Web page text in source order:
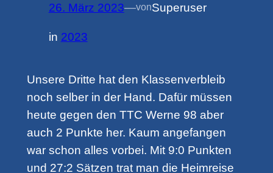
26. März 2023—vonSuperuser
in 2023
Unsere Dritte hat den Klassenverbleib
noch selber in der Hand. Dafür müssen
heute gegen den TTC Werne 98 aber
auch 2 Punkte her. Kaum angefangen
war schon alles vorbei. Mit 9:0 Punkten
und 27:2 Sätzen trat man die Heimreise